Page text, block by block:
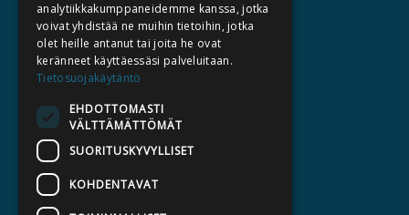
TEKIJÄT
KATALOGIT
AJANKOHTAISTA
HALUATKO KIRJAILIJAKSI
LASKUTUSOSOITTEET
analytiikkakumppaneidemme kanssa, jotka
voivat yhdistää ne muihin tietoihin, jotka
olet heille antanut tai joita he ovat
keränneet käyttäessäsi palveluitaan.
Tietosuojakäytäntö
EHDOTTOMASTI
VÄLTTÄMÄTTÖMÄT
SUORITUSKYVYLLISET
KOHDENTAVAT